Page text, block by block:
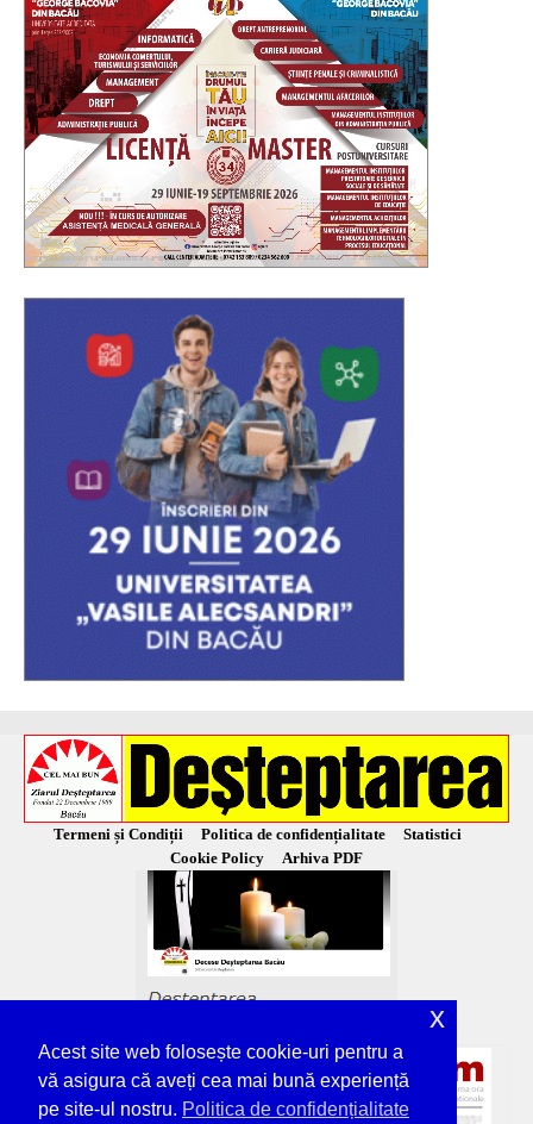
Termeni și Condiții Politica de confidențialitate
Statistici
Cookie Policy
Arhiva PDF
Acest site web folosește cookie-uri pentru a
vă asigura că aveți cea mai bună experiență
pe site-ul nostru. Politica de confidențialitate
x